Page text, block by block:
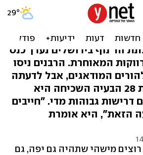
"לבחורים יש
הר נוף בירושלים נערך כנס
המאוחרת. הרבנים ניסו
המודאגים, אבל לדעתה
של אם לרווקה בת 28 הבעיה השכיחה היא
דרישות גבוהות מדי. "חייבים
הזאת", היא אומרת
מישהי שתהיה גם יפה, גם